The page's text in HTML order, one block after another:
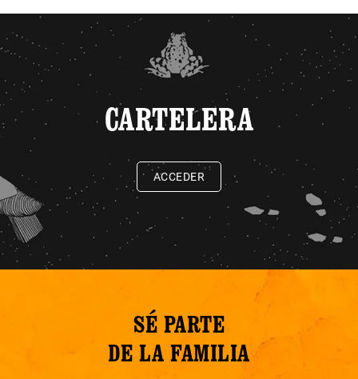
CARTELERA
ACCEDER
SÉ PARTE
DE LA FAMILIA